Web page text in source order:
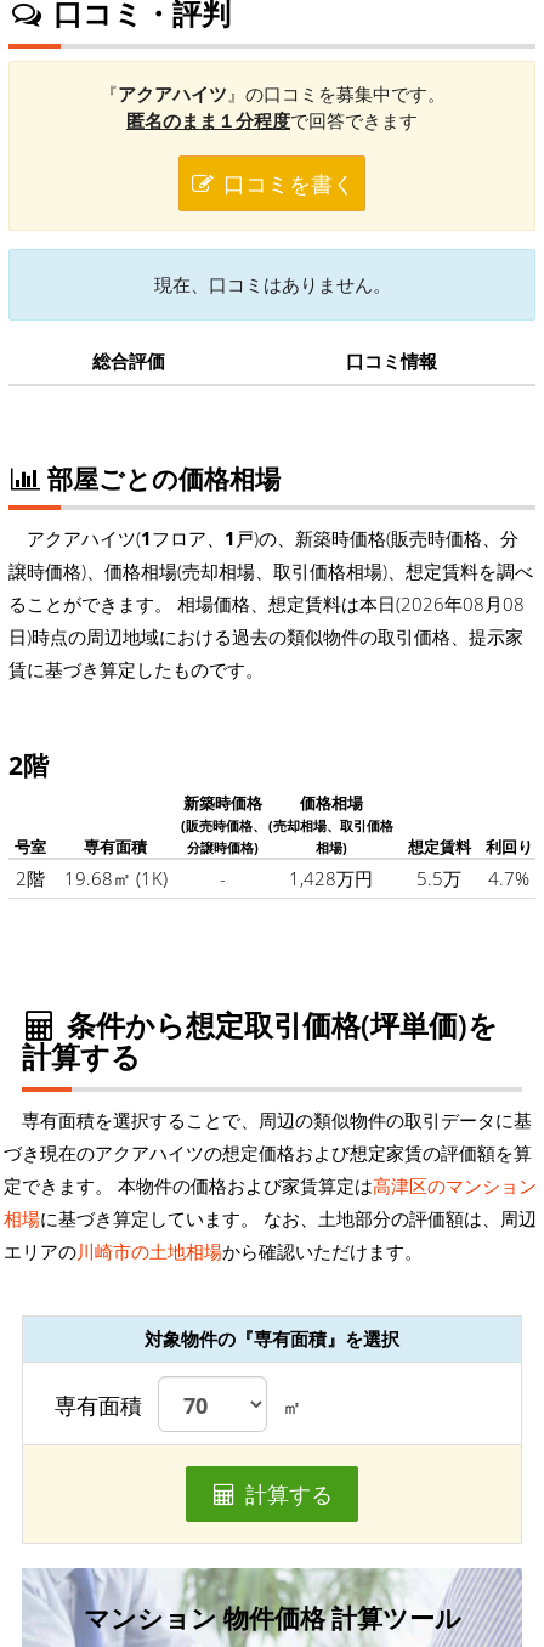
口コミ・評判
『アクアハイツ 』の口コミを募集中です。
匿名のまま１分程度で回答できます
口コミを書く
現在、口コミはありません。
総合評価 口コミ情報
部屋ごとの価格相場
アクアハイツ(1フロア、 1 戸)の、新築時価格(販売時価格、分
譲時価格)、価格相場(売却相場、取引価格相場)、想定賃料を調べ
ることができます。 相場価格、想定賃料は本日(2026年08月08
日)時点の周辺地域における過去の類似物件の取引価格、提示家
賃に基づき算定したものです。
2階
号室 専有面積
新築時価格
(販売時価格、
分譲時価格)
価格相場
(売却相場、取引価格
相場)
想定賃料 利回り
2階 19.68㎡ (1K) - 1,428万円 5.5万 4.7%
条件から想定取引価格(坪単価)を
計算する
専有面積を選択することで、周辺の類似物件の取引データに基
づき現在のアクアハイツの想定価格および想定家賃の評価額を算
定できます。 本物件の価格および家賃算定は高津区のマンション
相場に基づき算定しています。 なお、土地部分の評価額は、周辺
エリアの川崎市の土地相場から確認いただけます。
対象物件の『専有面積』を選択
専有面積 ㎡
計算する
マンション 物件価格 計算ツール